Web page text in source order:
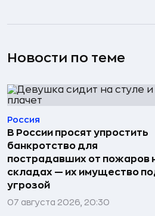
Новости по теме
Россия
В России просят упростить
банкротство для
пострадавших от пожаров
складах — их имущество
угрозой
07 августа 2026, 20:30